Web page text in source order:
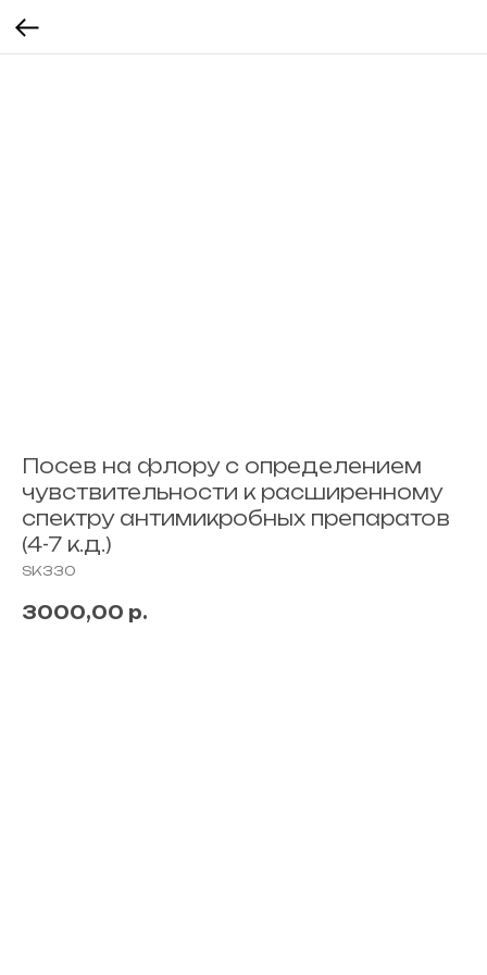
Посев на флору с определением
чувствительности к расширенному
спектру антимикробных препаратов
(4-7 к.д.)
SK330
3000,00 р.